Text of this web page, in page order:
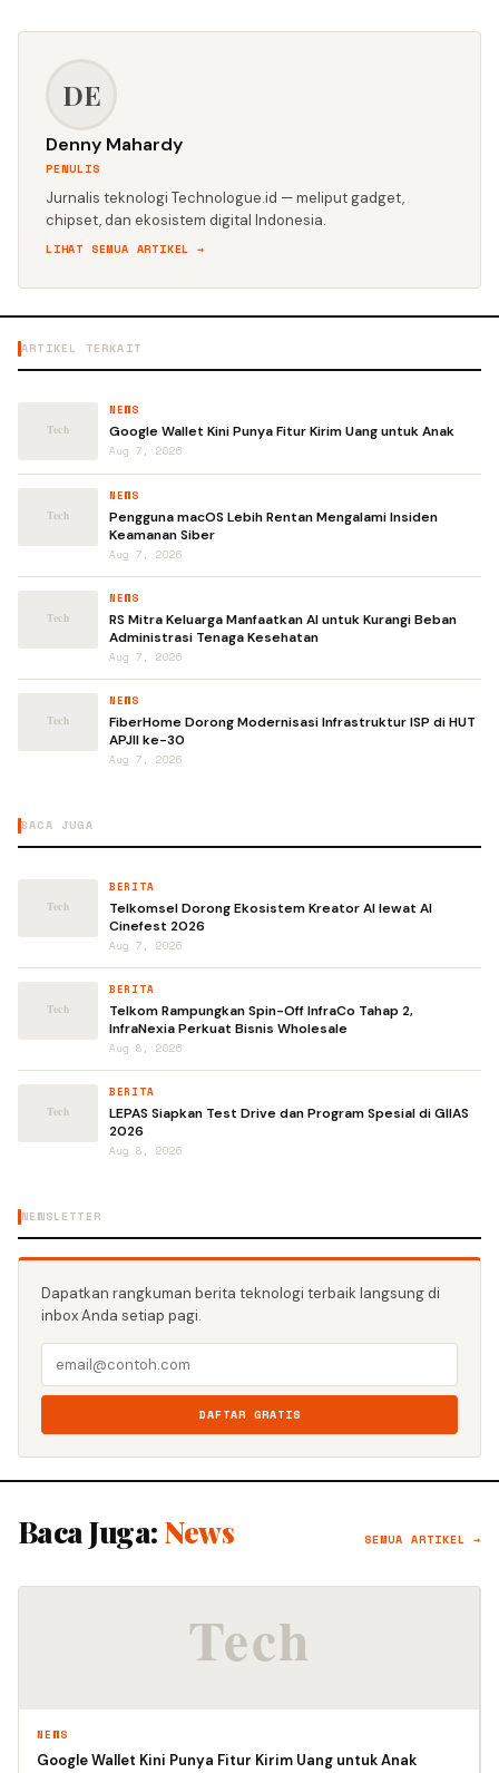
DE
Denny Mahardy
PENULIS
Jurnalis teknologi Technologue.id — meliput gadget,
chipset, dan ekosistem digital Indonesia.
LIHAT SEMUA ARTIKEL →
ARTIKEL TERKAIT
NEWS
Google Wallet Kini Punya Fitur Kirim Uang untuk Anak
Aug 7, 2026
NEWS
Pengguna macOS Lebih Rentan Mengalami Insiden
Keamanan Siber
Aug 7, 2026
NEWS
RS Mitra Keluarga Manfaatkan AI untuk Kurangi Beban
Administrasi Tenaga Kesehatan
Aug 7, 2026
NEWS
FiberHome Dorong Modernisasi Infrastruktur ISP di HUT
APJII ke-30
Aug 7, 2026
BACA JUGA
BERITA
Telkomsel Dorong Ekosistem Kreator AI lewat AI
Cinefest 2026
Aug 7, 2026
BERITA
Telkom Rampungkan Spin-Off InfraCo Tahap 2,
InfraNexia Perkuat Bisnis Wholesale
Aug 8, 2026
BERITA
LEPAS Siapkan Test Drive dan Program Spesial di GIIAS
2026
Aug 8, 2026
NEWSLETTER
Dapatkan rangkuman berita teknologi terbaik langsung di
inbox Anda setiap pagi.
DAFTAR GRATIS
Baca Juga: News SEMUA ARTIKEL →
NEWS
Google Wallet Kini Punya Fitur Kirim Uang untuk Anak